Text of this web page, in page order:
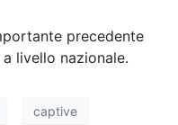
precedente
livello nazionale.
captive